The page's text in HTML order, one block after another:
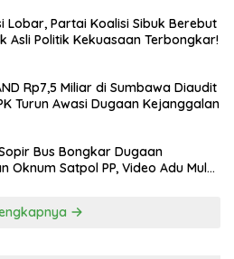
Lobar, Partai Koalisi Sibuk Berebut
Asli Politik Kekuasaan Terbongkar!
Rp7,5 Miliar di Sumbawa Diaudit
Turun Awasi Dugaan Kejanggalan
Bus Bongkar Dugaan
Oknum Satpol PP, Video Adu Mulut